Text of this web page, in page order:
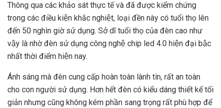
Thông qua các khảo sát thực tế và đã được kiểm chứng
trong các điều kiện khắc nghiệt, loại đền này có tuổi thọ lên
đến 50 nghìn giờ sử dụng. Sở dĩ tuổi thọ của đèn cao như
vậy là nhờ đèn sử dụng công nghệ chip led 4.0 hiện đại bậc
nhất thời điểm hiện nay.
Ánh sáng mà đèn cung cấp hoàn toàn lành tín, rất an toàn
cho con người sử dụng. Hơn hết đèn có kiểu dáng thiết kế tối
giản nhưng cũng không kém phần sang trọng rất phù hợp để